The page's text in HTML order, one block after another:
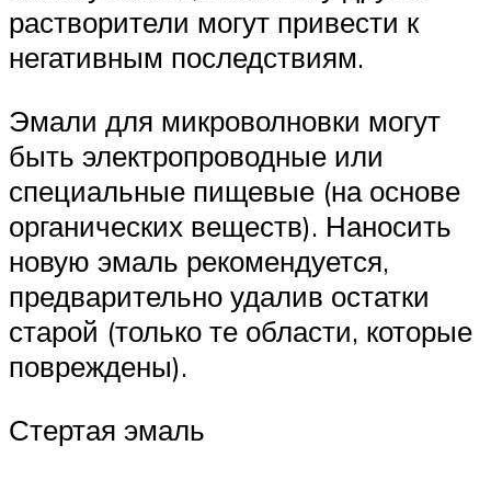
растворители могут привести к
негативным последствиям.
Эмали для микроволновки могут
быть электропроводные или
специальные пищевые (на основе
органических веществ). Наносить
новую эмаль рекомендуется,
предварительно удалив остатки
старой (только те области, которые
повреждены).
Стертая эмаль